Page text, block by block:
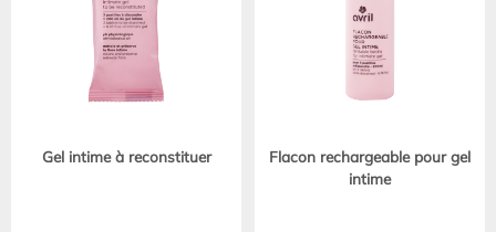
Gel intime à reconstituer
Flacon rechargeable pour gel
intime